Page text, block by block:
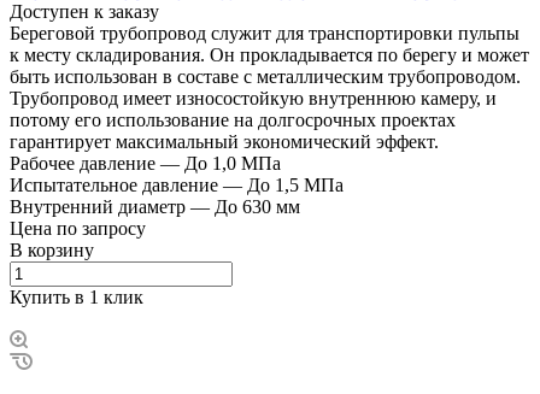
Доступен к заказу
Береговой трубопровод служит для транспортировки пульпы
к месту складирования. Он прокладывается по берегу и может
быть использован в составе с металлическим трубопроводом.
Трубопровод имеет износостойкую внутреннюю камеру, и
потому его использование на долгосрочных проектах
гарантирует максимальный экономический эффект.
Рабочее давление — До 1,0 МПа
Испытательное давление — До 1,5 МПа
Внутренний диаметр — До 630 мм
Цена по запросу
В корзину
Купить в 1 клик